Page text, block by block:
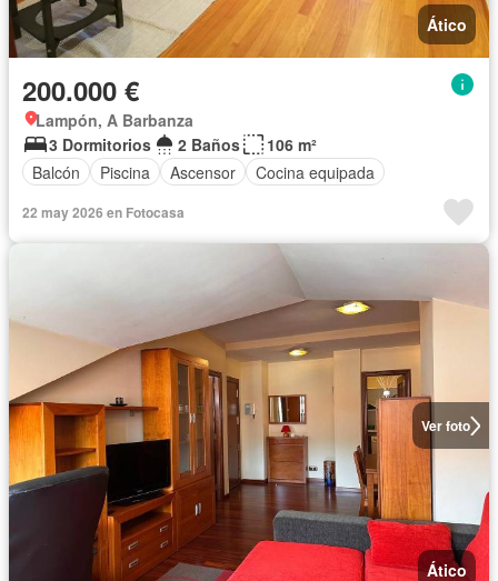
Ático
200.000 €
Lampón, A Barbanza
3 Dormitorios
2 Baños
106 m²
Balcón
Piscina Ascensor Cocina equipada
22 may 2026 en Fotocasa
Ver foto
Ático